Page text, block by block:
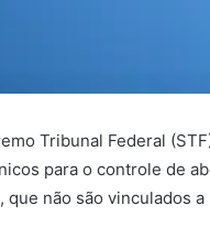
Tribunal Federal
para o controle de
que não são vinculados